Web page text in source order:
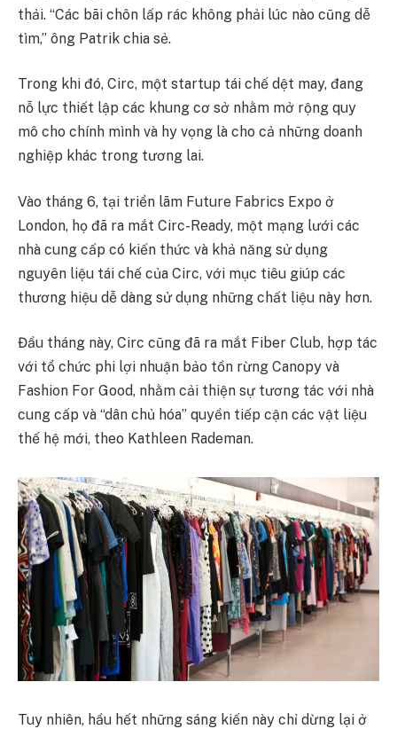
thải. “Các bãi chôn lấp rác không phải lúc nào cũng dễ
tìm,” ông Patrik chia sẻ.
Trong khi đó, Circ, một startup tái chế dệt may, đang
nỗ lực thiết lập các khung cơ sở nhằm mở rộng quy
mô cho chính mình và hy vọng là cho cả những doanh
nghiệp khác trong tương lai.
Vào tháng 6, tại triển lãm Future Fabrics Expo ở
London, họ đã ra mắt Circ-Ready, một mạng lưới các
nhà cung cấp có kiến thức và khả năng sử dụng
nguyên liệu tái chế của Circ, với mục tiêu giúp các
thương hiệu dễ dàng sử dụng những chất liệu này hơn.
Đầu tháng này, Circ cũng đã ra mắt Fiber Club, hợp tác
với tổ chức phi lợi nhuận bảo tồn rừng Canopy và
Fashion For Good, nhằm cải thiện sự tương tác với nhà
cung cấp và “dân chủ hóa” quyền tiếp cận các vật liệu
thế hệ mới, theo Kathleen Rademan.
Tuy nhiên, hầu hết những sáng kiến này chỉ dừng lại ở